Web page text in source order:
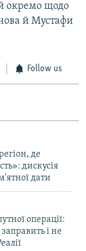
окремо щодо
й Мустафи
Follow us
де
дискусія
дати
операції:
і не